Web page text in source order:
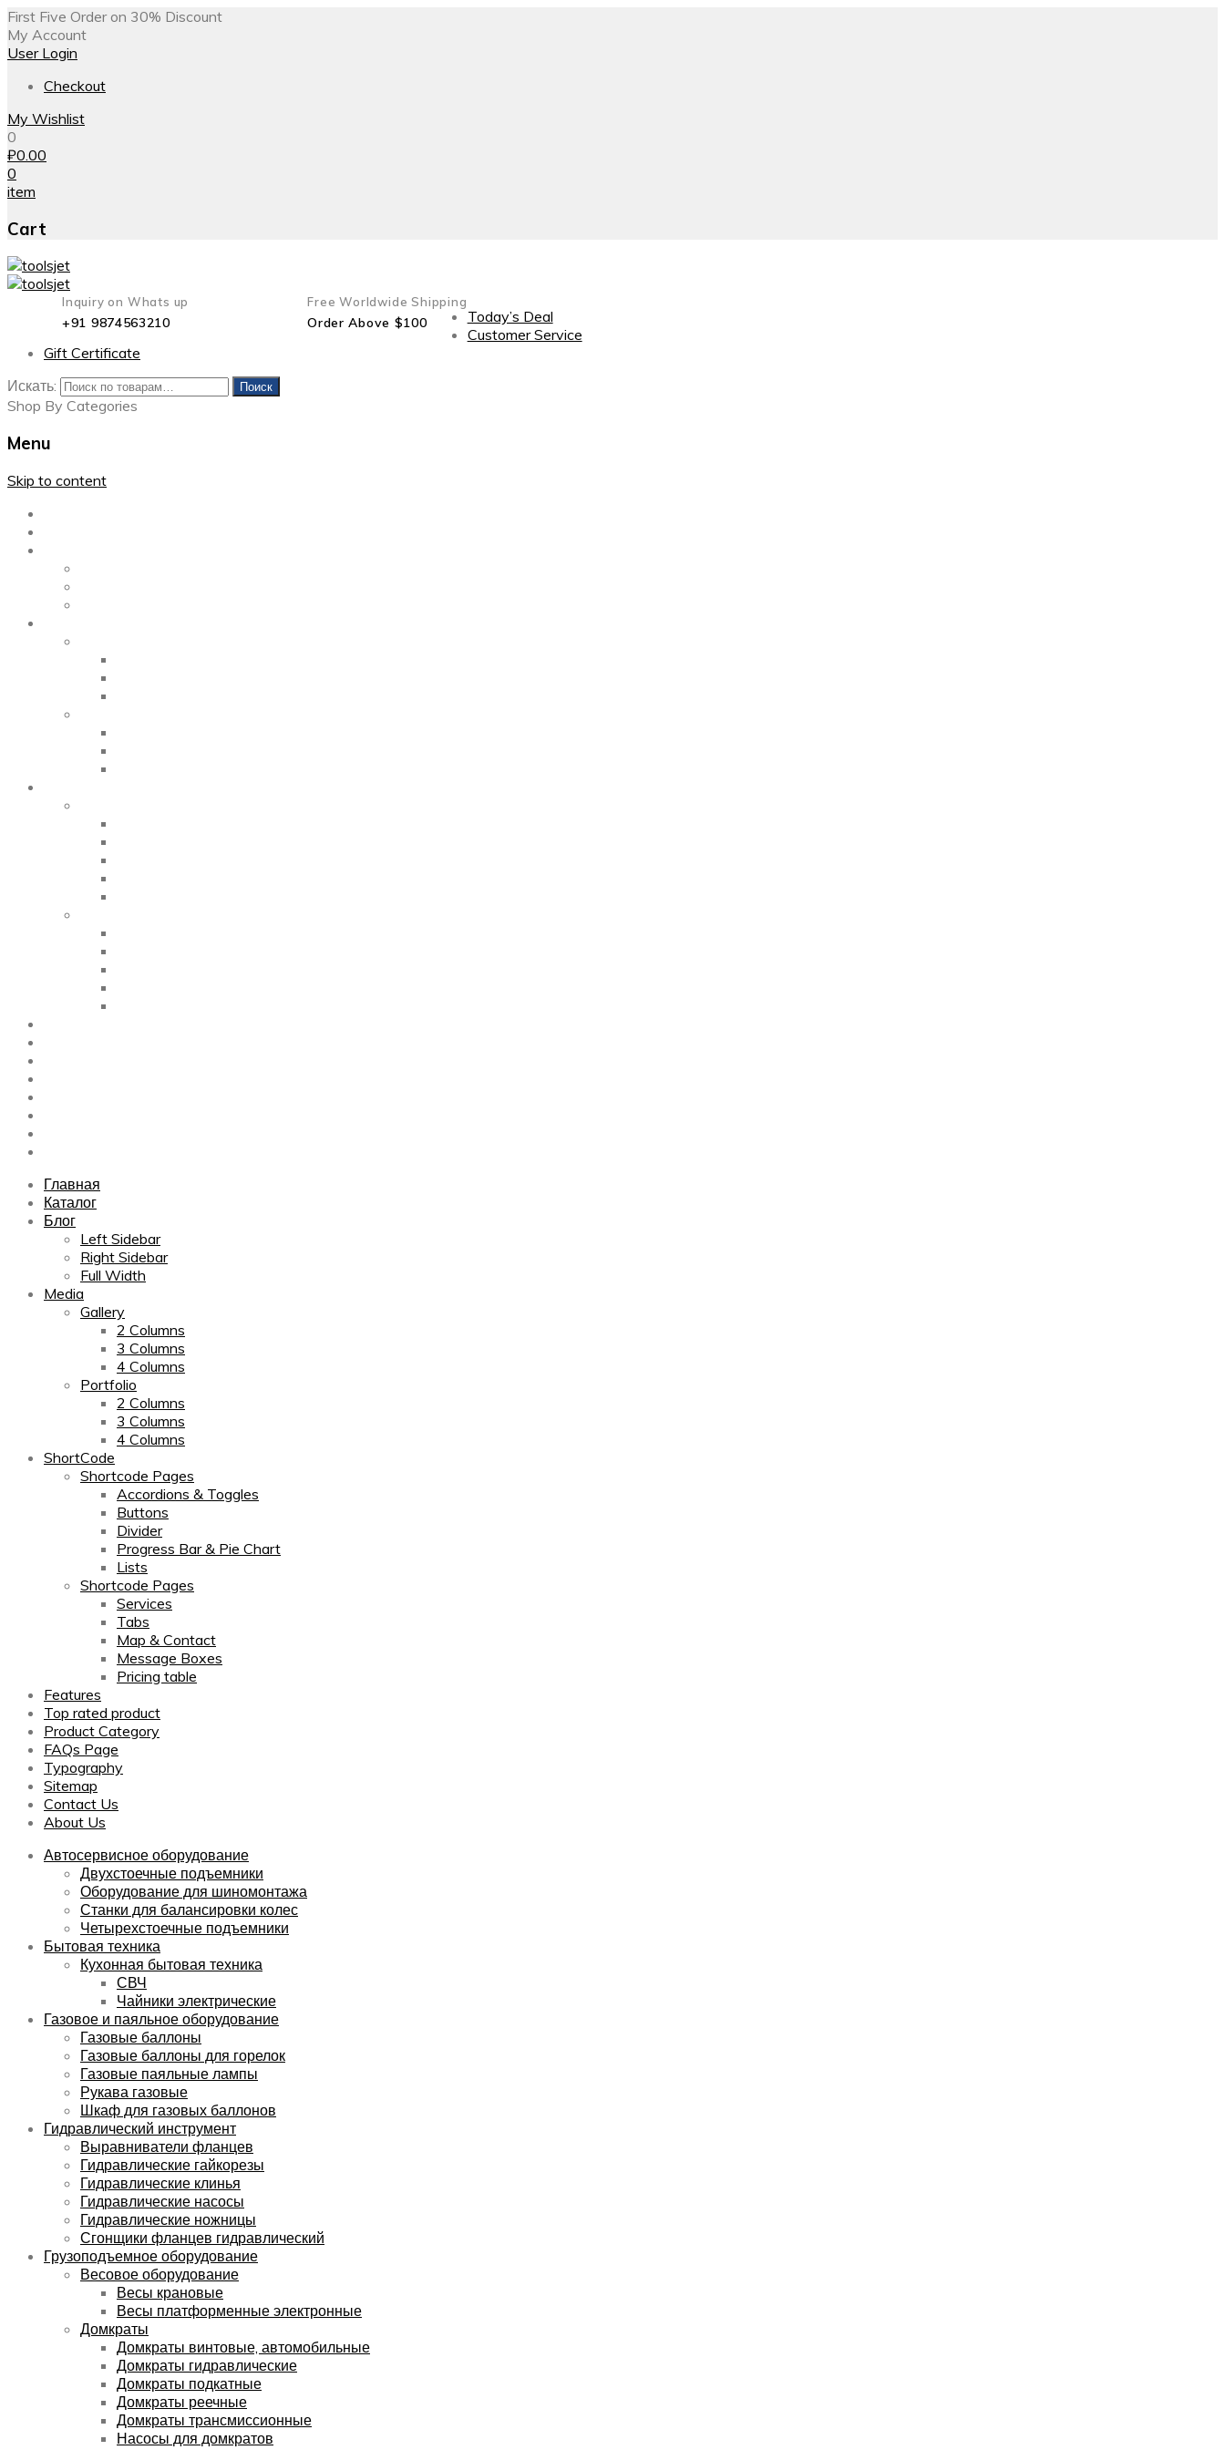
First Five Order on 30% Discount
My Account
User Login
Checkout
My Wishlist
0
₽0.00
0
item
Cart
Inquiry on Whats up
+91 9874563210
Free Worldwide Shipping
Order Above $100
Today’s Deal
Customer Service
Gift Certificate
Искать:
Поиск
Shop By Categories
Menu
Skip to content
Главная
Каталог
Блог
Left Sidebar
Right Sidebar
Full Width
Media
Gallery
2 Columns
3 Columns
4 Columns
Portfolio
2 Columns
3 Columns
4 Columns
ShortCode
Shortcode Pages
Accordions & Toggles
Buttons
Divider
Progress Bar & Pie Chart
Lists
Shortcode Pages
Services
Tabs
Map & Contact
Message Boxes
Pricing table
Features
Top rated product
Product Category
FAQs Page
Typography
Sitemap
Contact Us
About Us
Автосервисное оборудование
Двухстоечные подъемники
Оборудование для шиномонтажа
Станки для балансировки колес
Четырехстоечные подъемники
Бытовая техника
Кухонная бытовая техника
СВЧ
Чайники электрические
Газовое и паяльное оборудование
Газовые баллоны
Газовые баллоны для горелок
Газовые паяльные лампы
Рукава газовые
Шкаф для газовых баллонов
Гидравлический инструмент
Выравниватели фланцев
Гидравлические гайкорезы
Гидравлические клинья
Гидравлические насосы
Гидравлические ножницы
Сгонщики фланцев гидравлический
Грузоподъемное оборудование
Весовое оборудование
Весы крановые
Весы платформенные электронные
Домкраты
Домкраты винтовые, автомобильные
Домкраты гидравлические
Домкраты подкатные
Домкраты реечные
Домкраты трансмиссионные
Насосы для домкратов